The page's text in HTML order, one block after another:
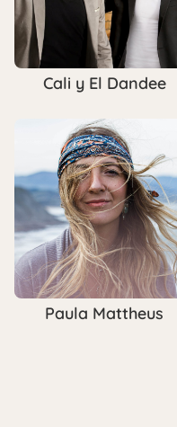
Cali y El Dandee
Paula Mattheus